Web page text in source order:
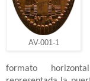
AV-001-1
formato